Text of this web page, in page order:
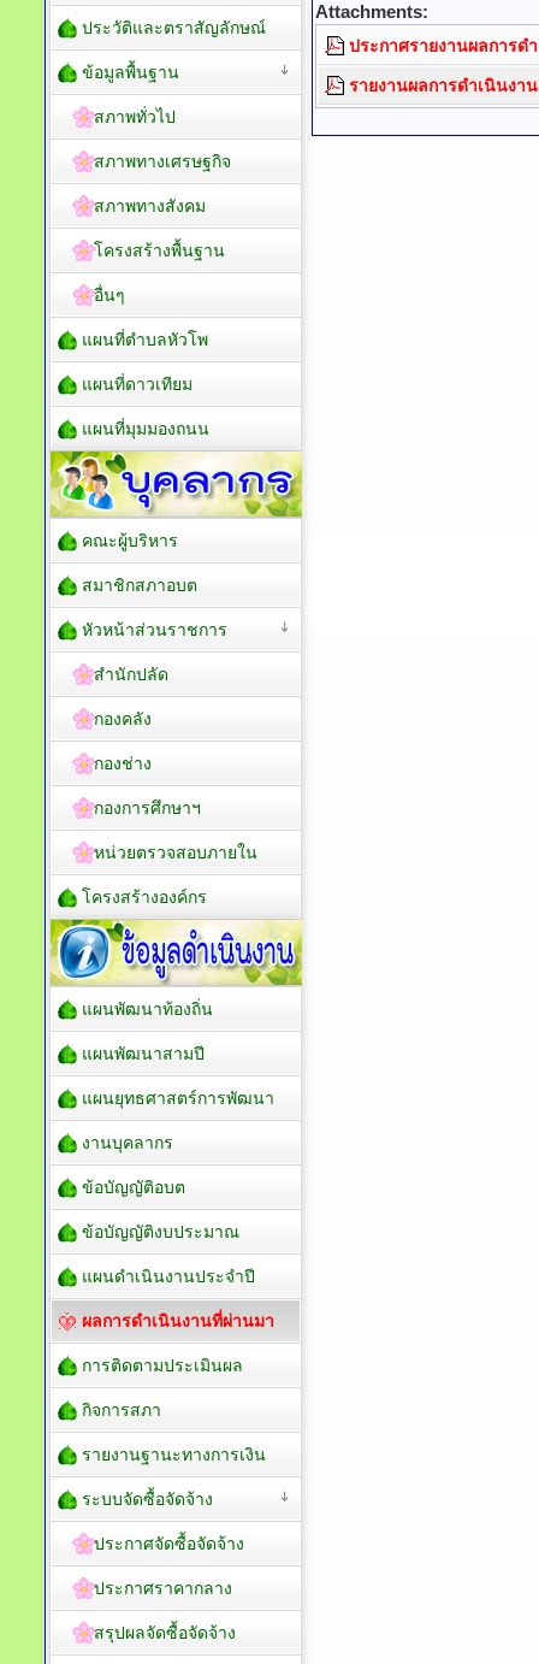
Attachments:
ประกาศรายงานผลการด
รายงานผลการดำเนินงา
ประวัติและตราสัญลักษณ์
ข้อมูลพื้นฐาน
สภาพทั่วไป
สภาพทางเศรษฐกิจ
สภาพทางสังคม
โครงสร้างพื้นฐาน
อื่นๆ
แผนที่ตำบลหัวโพ
แผนที่ดาวเทียม
แผนที่มุมมองถนน
คณะผู้บริหาร
สมาชิกสภาอบต
หัวหน้าส่วนราชการ
สำนักปลัด
กองคลัง
กองช่าง
กองการศึกษาฯ
หน่วยตรวจสอบภายใน
โครงสร้างองค์กร
แผนพัฒนาท้องถิ่น
แผนพัฒนาสามปี
แผนยุทธศาสตร์การพัฒนา
งานบุคลากร
ข้อบัญญัติอบต
ข้อบัญญัติงบประมาณ
แผนดำเนินงานประจำปี
ผลการดำเนินงานที่ผ่านมา
การติดตามประเมินผล
กิจการสภา
รายงานฐานะทางการเงิน
ระบบจัดซื้อจัดจ้าง
ประกาศจัดซื้อจัดจ้าง
ประกาศราคากลาง
สรุปผลจัดซื้อจัดจ้าง